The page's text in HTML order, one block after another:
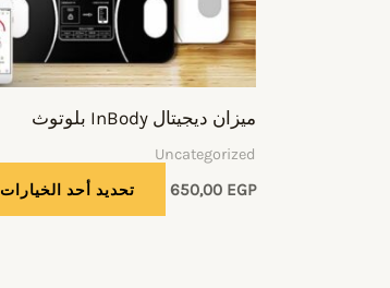
ميزان ديجيتال InBody بلوتوث
Uncategorized
650,00 EGP تحديد أحد الخيارات